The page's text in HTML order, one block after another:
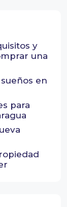
y
una
en
para